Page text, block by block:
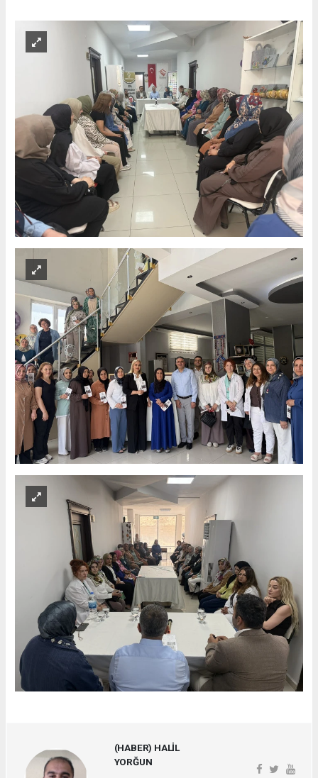
(HABER) HALİL
YORĞUN